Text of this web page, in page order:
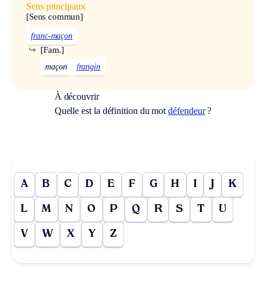
Sens principaux
[Sens commun]
franc-maçon
[Fam.]
↪
maçon frangin
À découvrir
Quelle est la définition du motdéfendeur?
A B C D E F G H I J K
L M N O P Q R S T U
V W X Y Z